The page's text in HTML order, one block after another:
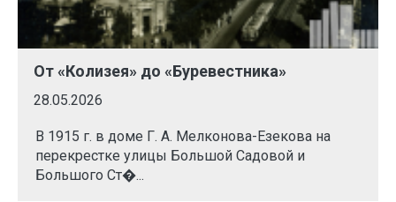
От «Колизея» до «Буревестника»
28.05.2026
В 1915 г. в доме Г. А. Мелконова-Езекова на
перекрестке улицы Большой Садовой и
Большого Ст�...